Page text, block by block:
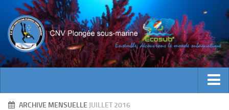
ACTUALITES
ARCHIVE MENSUELLE JUILLET 2016